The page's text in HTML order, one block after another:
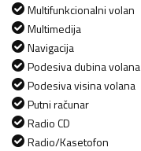
Multifunkcionalni volan
Multimedija
Navigacija
Podesiva dubina volana
Podesiva visina volana
Putni računar
Radio CD
Radio/Kasetofon